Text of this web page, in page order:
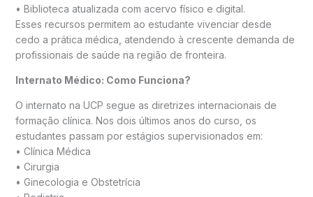
• Biblioteca atualizada com acervo físico e digital.
Esses recursos permitem ao estudante vivenciar desde
cedo a prática médica, atendendo à crescente demanda de
profissionais de saúde na região de fronteira.
Internato Médico: Como Funciona?
O internato na UCP segue as diretrizes internacionais de
formação clínica. Nos dois últimos anos do curso, os
estudantes passam por estágios supervisionados em:
• Clínica Médica
• Cirurgia
• Ginecologia e Obstetrícia